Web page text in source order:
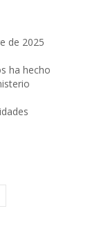
de 2025
ha hecho